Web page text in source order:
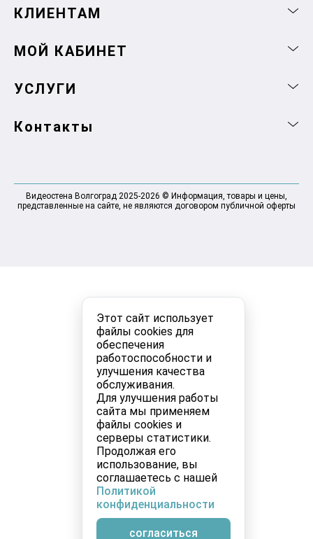
Этот сайт использует
файлы cookies для
обеспечения
работоспособности и
улучшения качества
обслуживания.
Для улучшения работы
сайта мы применяем
файлы cookies и
серверы статистики.
Продолжая его
использование, вы
соглашаетесь с нашей
Политикой
конфиденциальности
согласиться
КЛИЕНТАМ
МОЙ КАБИНЕТ
УСЛУГИ
Контакты
Видеостена Волгоград 2025-2026 © Информация, товары и цены,
представленные на сайте, не являются договором публичной оферты